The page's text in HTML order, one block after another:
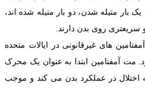
بار متیله شدن، دو بار متیله شده اند،
و سریعتری روی بدن دارند.
های غیرقانونی در ایالات متحده
مت آمفتامین ابتدا به عنوان یک محرک
در عملکرد بدن می کند و موجب